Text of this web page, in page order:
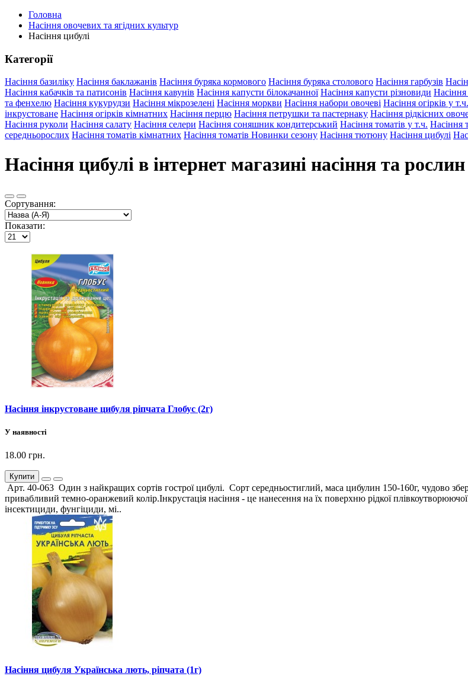
Головна
Насіння овочевих та ягідних культур
Насіння цибулі
Категорії
Насіння базиліку Насіння баклажанів Насіння буряка кормового Насіння буряка столового Насіння гарбузів
Насіння кабачків та патисонів Насіння кавунів Насіння капусти білокачанної Насіння капусти різновиди Насіння
та фенхелю Насіння кукурудзи Насіння мікрозелені Насіння моркви Насіння набори овочеві Насіння огірків у т.ч.
інкрустоване Насіння огірків кімнатних Насіння перцю Насіння петрушки та пастернаку Насіння рідкісних
Насіння руколи Насіння салату Насіння селери Насіння соняшник кондитерський Насіння томатів у т.ч. Насіння
середньорослих Насіння томатів кімнатних Насіння томатів Новинки сезону Насіння тютюну Насіння цибулі
Насіння цибулі в інтернет магазині насіння та рослин
Сортування:
Показати:
Насіння інкрустоване цибуля ріпчата Глобус (2г)
У наявності
18.00 грн.
Купити
Арт. 40-063 Один з найкращих сортів гострої цибулі. Сорт середньостиглий, маса цибулин 150-160г, чудово
привабливий темно-оранжевий колір.Інкрустація насіння - це нанесення на їх поверхню рідкої
інсектициди, фунгіциди, мі..
Насіння цибуля Українська лють, ріпчата (1г)